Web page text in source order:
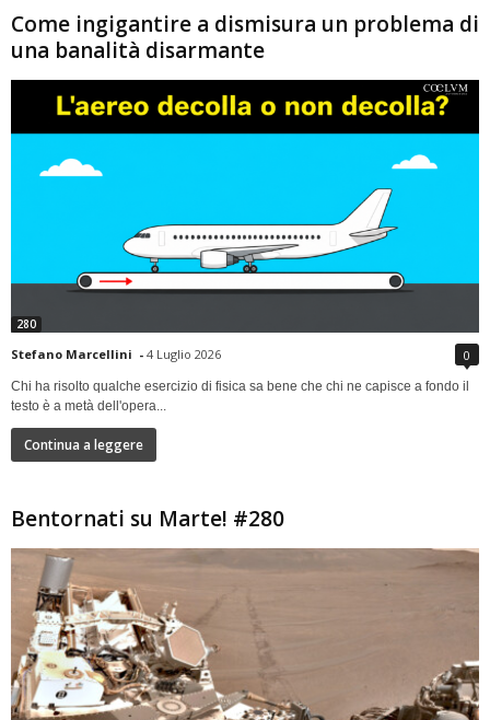
Come ingigantire a dismisura un problema di
una banalità disarmante
280
Stefano Marcellini - 4 Luglio 2026 0
Chi ha risolto qualche esercizio di fisica sa bene che chi ne capisce a fondo il
testo è a metà dell'opera...
Continua a leggere
Bentornati su Marte! #280